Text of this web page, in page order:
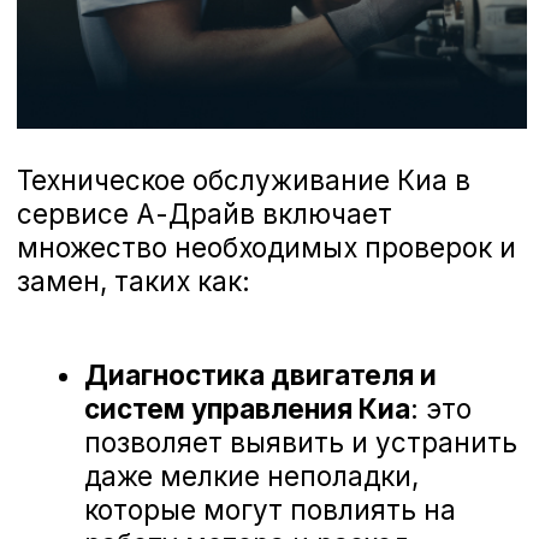
Замена рулевой тяги
Замена рулевых наконечников
Диагностика ходовой части
Замена амортизатора подвески
Замена пружины/рессоры